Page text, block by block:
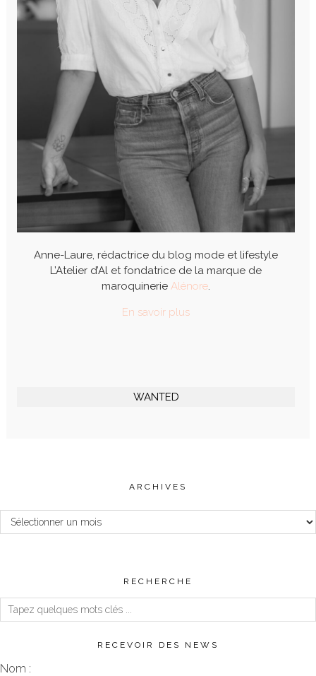
Anne-Laure, rédactrice du blog mode et lifestyle
L’Atelier d’Al et fondatrice de la marque de
maroquinerie Alénore.
En savoir plus
WANTED
ARCHIVES
Archives
RECHERCHE
RECEVOIR DES NEWS
Nom :